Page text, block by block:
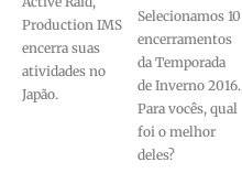
Production IMS
encerra suas
atividades no
Japão.
Selecionamos 10
encerramentos
da Temporada
de Inverno 2016.
Para vocês, qual
foi o melhor
deles?